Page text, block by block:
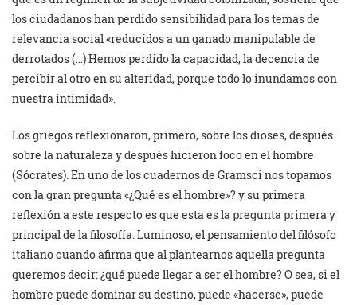
los ciudadanos han perdido sensibilidad para los temas de
relevancia social «reducidos a un ganado manipulable de
derrotados (…) Hemos perdido la capacidad, la decencia de
percibir al otro en su alteridad, porque todo lo inundamos con
nuestra intimidad».
Los griegos reflexionaron, primero, sobre los dioses, después
sobre la naturaleza y después hicieron foco en el hombre
(Sócrates). En uno de los cuadernos de Gramsci nos topamos
con la gran pregunta «¿Qué es el hombre»? y su primera
reflexión a este respecto es que esta es la pregunta primera y
principal de la filosofía. Luminoso, el pensamiento del filósofo
italiano cuando afirma que al plantearnos aquella pregunta
queremos decir: ¿qué puede llegar a ser el hombre? O sea, si el
hombre puede dominar su destino, puede «hacerse», puede